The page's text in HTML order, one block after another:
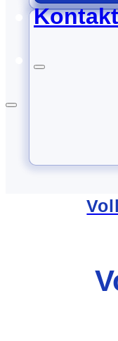
Kontakt